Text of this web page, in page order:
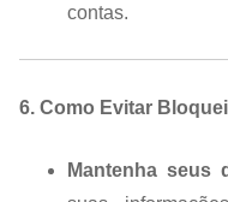
contas.
6. Como Evitar
Mantenha seus